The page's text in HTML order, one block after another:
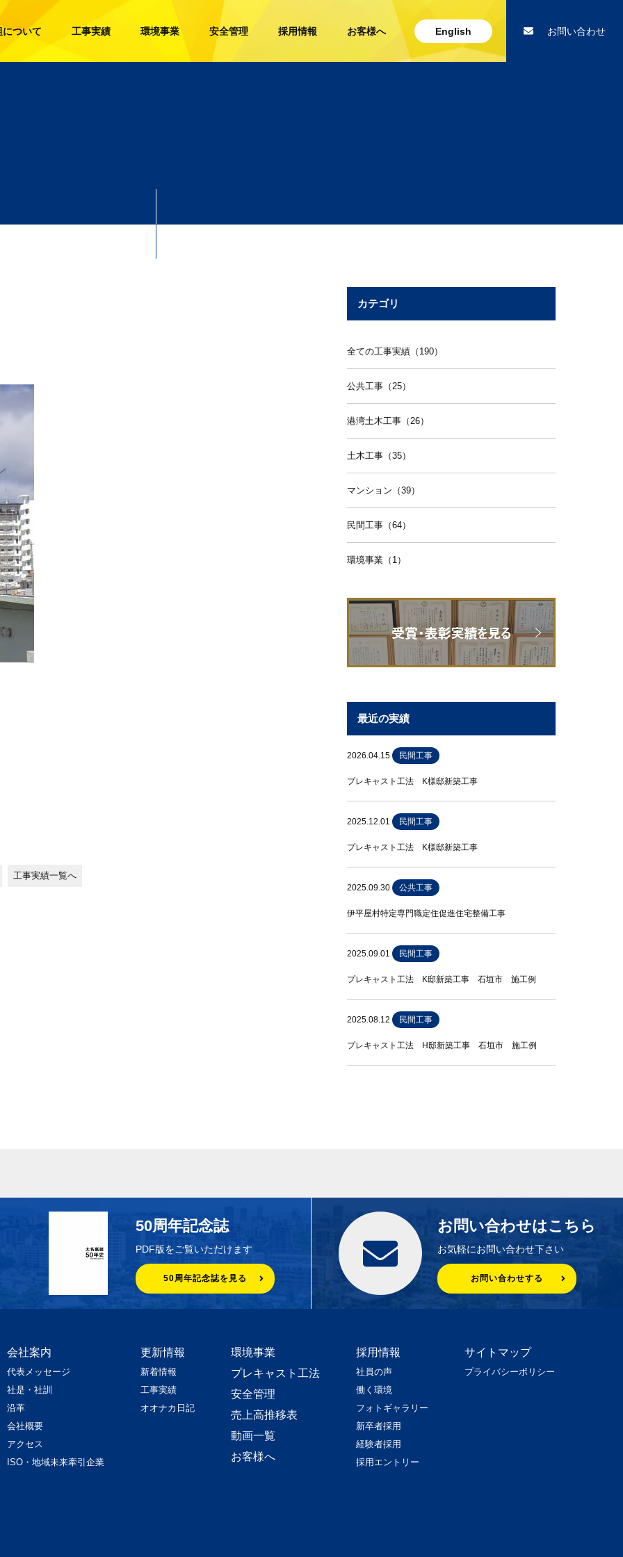
ついて 工事実績 環境事業 安全管理 採用情報 お客様へ English お問い合わせ
工事実績一覧へ
カテゴリ
全ての工事実績（190）
公共工事（25）
港湾土木工事（26）
土木工事（35）
マンション（39）
民間工事（64）
環境事業（1）
最近の実績
2026.04.15 民間工事
プレキャスト工法 K様邸新築工事
2025.12.01 民間工事
プレキャスト工法 K様邸新築工事
2025.09.30 公共工事
伊平屋村特定専門職定住促進住宅整備工事
2025.09.01 民間工事
プレキャスト工法 K邸新築工事 石垣市 施工例
2025.08.12 民間工事
プレキャスト工法 H邸新築工事 石垣市 施工例
50周年記念誌
PDF版をご覧いただけます
50周年記念誌を見る
お問い合わせはこちら
お気軽にお問い合わせ下さい
お問い合わせする
会社案内
代表メッセージ
社是・社訓
沿革
会社概要
アクセス
ISO・地域未来牽引企業
更新情報
新着情報
工事実績
オオナカ日記
環境事業
プレキャスト工法
安全管理
売上高推移表
動画一覧
お客様へ
採用情報
社員の声
働く環境
フォトギャラリー
新卒者採用
経験者採用
採用エントリー
サイトマップ
プライバシーポリシー